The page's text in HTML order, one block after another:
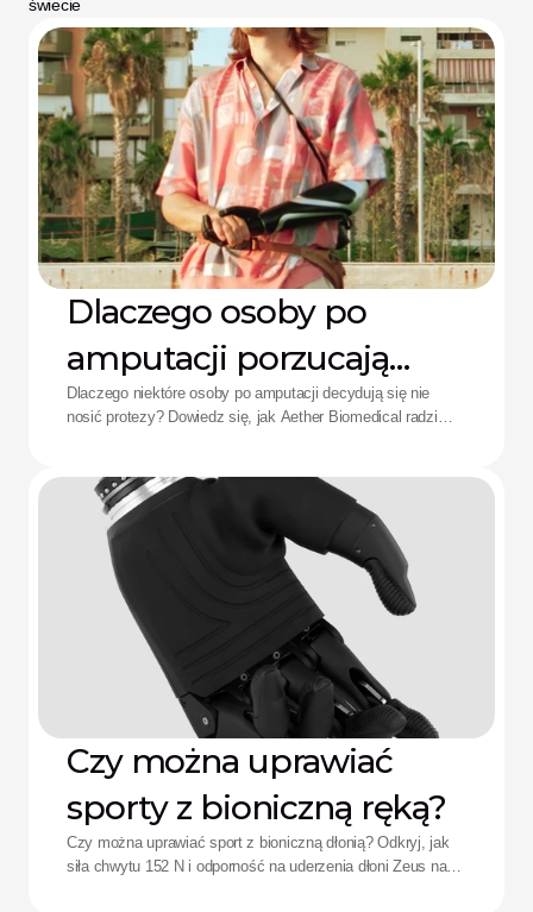
świecie
Dlaczego osoby po
amputacji porzucają
protezy: Rozwiązanie
Dlaczego niektóre osoby po amputacji decydują się nie
nosić protezy? Dowiedz się, jak Aether Biomedical radzi
skomplikowanego sterowania.
Czy można uprawiać
sporty z bioniczną ręką?
Czy można uprawiać sport z bioniczną dłonią? Odkryj, jak
siła chwytu 152 N i odporność na uderzenia dłoni Zeus na